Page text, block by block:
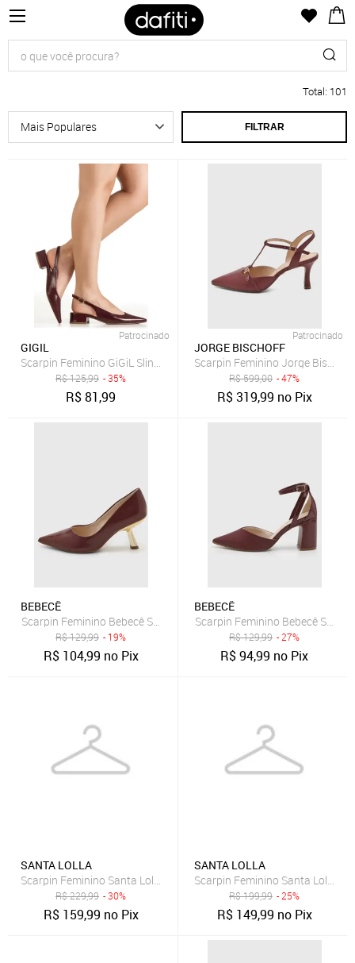
Total: 101
FILTRAR
Patrocinado
GIGIL
Scarpin Feminino GiGiL Slingback Bico Fino Salto Bloco Baixo
R$125,99 - 35%
R$81,99
Patrocinado
JORGE BISCHOFF
Scarpin Feminino Jorge
R$599,00 - 47%
R$319,99 no Pix
BEBECÊ
Scarpin Feminino Bebecê Salto Alto Bico Fino Vinho
R$129,99 - 19%
R$ 104,99 no Pix
BEBECÊ
Scarpin Feminino Bebecê Salto
R$129,99 - 27%
R$94,99 no Pix
SANTA LOLLA
Scarpin Feminino Santa Lolla Tiras Salto Baixo Vermelho
R$229,99 - 30%
R$ 159,99 no Pix
SANTA LOLLA
Scarpin Feminino Santa Lolla
R$199,99 - 25%
R$ 149,99 no Pix